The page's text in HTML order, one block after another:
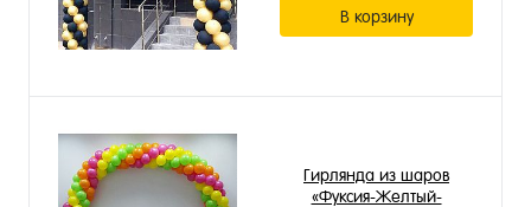
В корзину
Гирлянда из шаров
«Фуксия-Желтый-